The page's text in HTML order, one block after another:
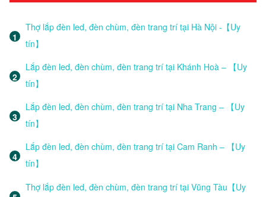
Thợ lắp đèn led, đèn chùm, đèn trang trí tại Hà Nội -【Uy
tín】
Lắp đèn led, đèn chùm, đèn trang trí tại Khánh Hoà – 【Uy
tín】
Lắp đèn led, đèn chùm, đèn trang trí tại Nha Trang – 【Uy
tín】
Lắp đèn led, đèn chùm, đèn trang trí tại Cam Ranh – 【Uy
tín】
Thợ lắp đèn led, đèn chùm, đèn trang trí tại Vũng Tàu【Uy